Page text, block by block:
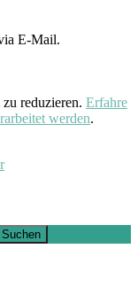
E-Mail.
reduzieren. Erfahre
werden.